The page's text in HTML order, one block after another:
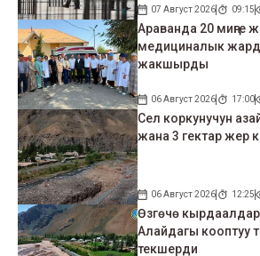
07 Август 2026 09:15
Араванда 20 миңге
медициналык
жакшырды
06 Август 2026 17:00
Сел коркунучун
жана 3 гектар жер
06 Август 2026 12:25
Өзгөчө кырдаалдар
Алайдагы кооптуу
текшерди